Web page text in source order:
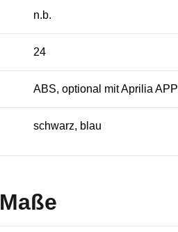
n.b.
24
ABS, optional mit Aprilia APP
schwarz, blau
Maße